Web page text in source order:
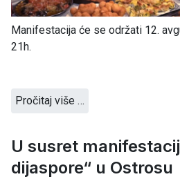
Manifestacija će se održati 12.
21h.
Pročitaj više …
U susret
dijaspore“ u Ostrosu